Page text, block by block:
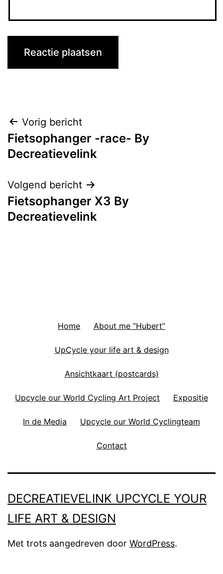
Bericht
navigatie
Vorig bericht
Fietsophanger -race- By
Decreatievelink
Volgend bericht
Fietsophanger X3 By
Decreatievelink
Home About me “Hubert”
UpCycle your life art & design
Ansichtkaart (postcards)
Upcycle our World Cycling Art Project Expositie
In de Media Upcycle our World Cyclingteam
Contact
DECREATIEVELINK UPCYCLE YOUR
LIFE ART & DESIGN
Met trots aangedreven door WordPress.